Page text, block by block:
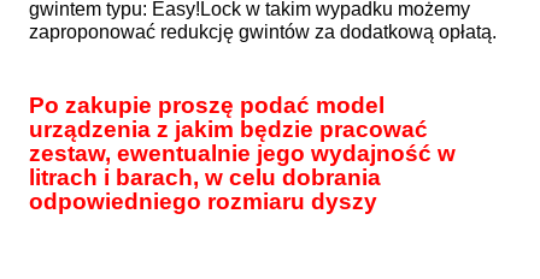
gwintem typu: Easy!Lock w takim wypadku możemy
zaproponować redukcję gwintów za dodatkową opłatą.
Po zakupie proszę podać model
urządzenia z jakim będzie pracować
zestaw, ewentualnie jego wydajność w
litrach i barach, w celu dobrania
odpowiedniego rozmiaru dyszy